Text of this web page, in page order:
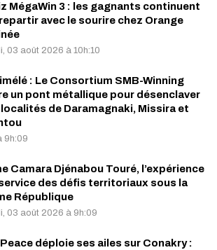
MégaWin 3 : les gagnants continuent
avec le sourire chez Orange
03 août 2026 à 10h:10
: Le Consortium SMB-Winning
un pont métallique pour désenclaver
localités de Daramagnaki, Missira et
9h:09
Camara Djénabou Touré, l’expérience
des défis territoriaux sous la
République
03 août 2026 à 9h:09
déploie ses ailes sur Conakry :